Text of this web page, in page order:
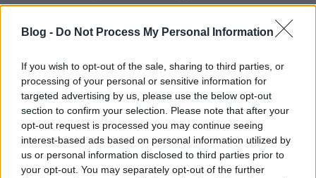
Blog - Do Not Process My Personal Information
If you wish to opt-out of the sale, sharing to third parties, or
processing of your personal or sensitive information for
targeted advertising by us, please use the below opt-out
section to confirm your selection. Please note that after your
opt-out request is processed you may continue seeing
interest-based ads based on personal information utilized by
us or personal information disclosed to third parties prior to
your opt-out. You may separately opt-out of the further
használó autók nehezen tudnak haladni, mert az
autósok nem engedik el őket. És nem annyira
szándékosan, hanem inkább mert nem hallják meg
időben, vagy leblokkolnak és nem tudnak
megfelelően reagálni, ami által csak még jobban…
Regisztráció az elsősegély oktatásra